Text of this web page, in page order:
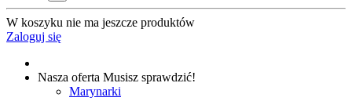
W koszyku nie ma jeszcze produktów
Zaloguj się
Nasza oferta Musisz sprawdzić!
Marynarki